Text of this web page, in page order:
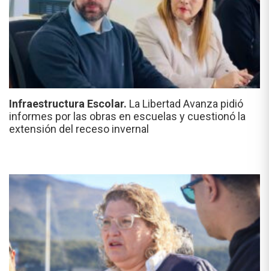
Infraestructura Escolar. La Libertad Avanza pidió
informes por las obras en escuelas y cuestionó la
extensión del receso invernal